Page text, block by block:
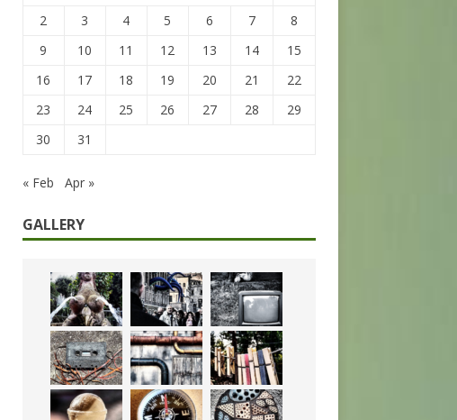
2
3 4 5 6 7
8
9
10 11 12 13 14
15
16
17 18 19 20 21
22
23
24 25 26 27 28
29
30
31
« Feb Apr »
GALLERY